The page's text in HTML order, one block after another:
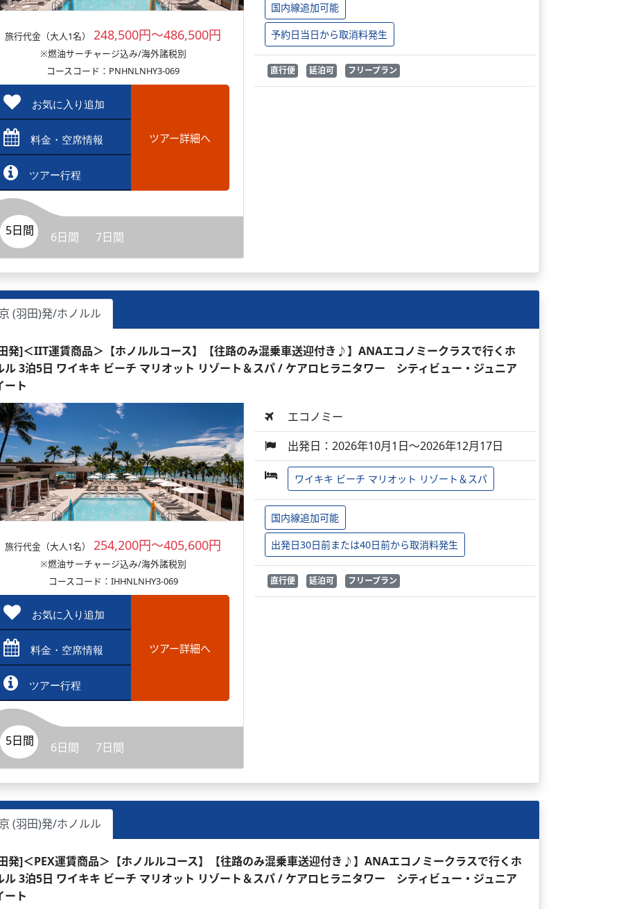
旅行代金（大人1名） 248,500円～486,500円
※燃油サーチャージ込み/海外諸税別
コースコード：PNHNLNHY3-069
お気に入り追加
料金・空席情報
ツアー行程
ツアー詳細へ
5日間 6日間 7日間
国内線追加可能
予約日当日から取消料発生
直行便 延泊可 フリープラン
(羽田)発/ホノルル
発]＜IIT運賃商品＞【ホノルルコース】【往路のみ混乗車送迎付き♪】ANAエコノミークラスで行くホ
ル 3泊5日 ワイキキ ビーチ マリオット リゾート＆スパ / ケアロヒラニタワー シティビュー・ジュニア
ート
旅行代金（大人1名） 254,200円～405,600円
※燃油サーチャージ込み/海外諸税別
コースコード：IHHNLNHY3-069
お気に入り追加
料金・空席情報
ツアー行程
ツアー詳細へ
5日間 6日間 7日間
エコノミー
出発日：2026年10月1日～2026年12月17日
ワイキキ ビーチ マリオット リゾート＆スパ
国内線追加可能
出発日30日前または40日前から取消料発生
直行便 延泊可 フリープラン
(羽田)発/ホノルル
発]＜PEX運賃商品＞【ホノルルコース】【往路のみ混乗車送迎付き♪】ANAエコノミークラスで行くホ
ル 3泊5日 ワイキキ ビーチ マリオット リゾート＆スパ / ケアロヒラニタワー シティビュー・ジュニア
ート